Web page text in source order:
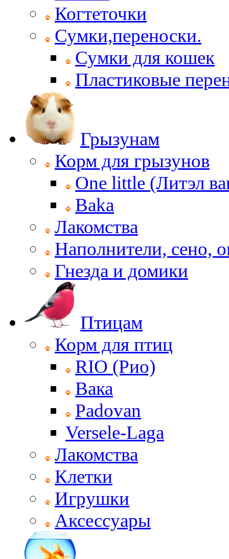
Когтеточки
Сумки,переноски.
Сумки для кошек
Пластиковые
Грызунам
Корм для грызунов
One little (Литэл
Baka
Лакомства
Наполнители, сено,
Гнезда и домики
Птицам
Корм для птиц
RIO (Рио)
Вака
Padovan
Versele-Laga
Лакомства
Клетки
Игрушки
Аксессуары